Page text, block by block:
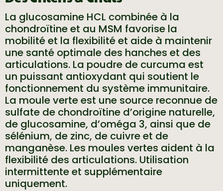
La glucosamine HCL combinée à la
chondroïtine et au MSM favorise la
mobilité et la flexibilité et aide à maintenir
une santé optimale des hanches et des
articulations. La poudre de curcuma est
un puissant antioxydant qui soutient le
fonctionnement du système immunitaire.
La moule verte est une source reconnue de
sulfate de chondroïtine d’origine naturelle,
de glucosamine, d’oméga 3, ainsi que de
sélénium, de zinc, de cuivre et de
manganèse. Les moules vertes aident à la
flexibilité des articulations. Utilisation
intermittente et supplémentaire
uniquement.